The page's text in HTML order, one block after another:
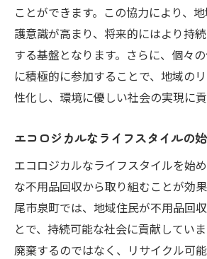
ことができます。この協力により、
護意識が高まり、将来的にはより持
する基盤となります。さらに、個々
に積極的に参加することで、地域の
性化し、環境に優しい社会の実現に貢
エコロジカルなライフスタイルの
エコロジカルなライフスタイルを始
な不用品回収から取り組むことが効
尾市泉町では、地域住民が不用品回
とで、持続可能な社会に貢献してい
廃棄するのではなく、リサイクル可